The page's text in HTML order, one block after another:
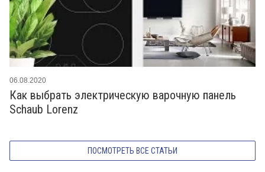
ПОСМОТРЕТЬ ВСЕ СТАТЬИ
Как выбрать электрическую варочную панель
Schaub Lorenz
06.08.2020